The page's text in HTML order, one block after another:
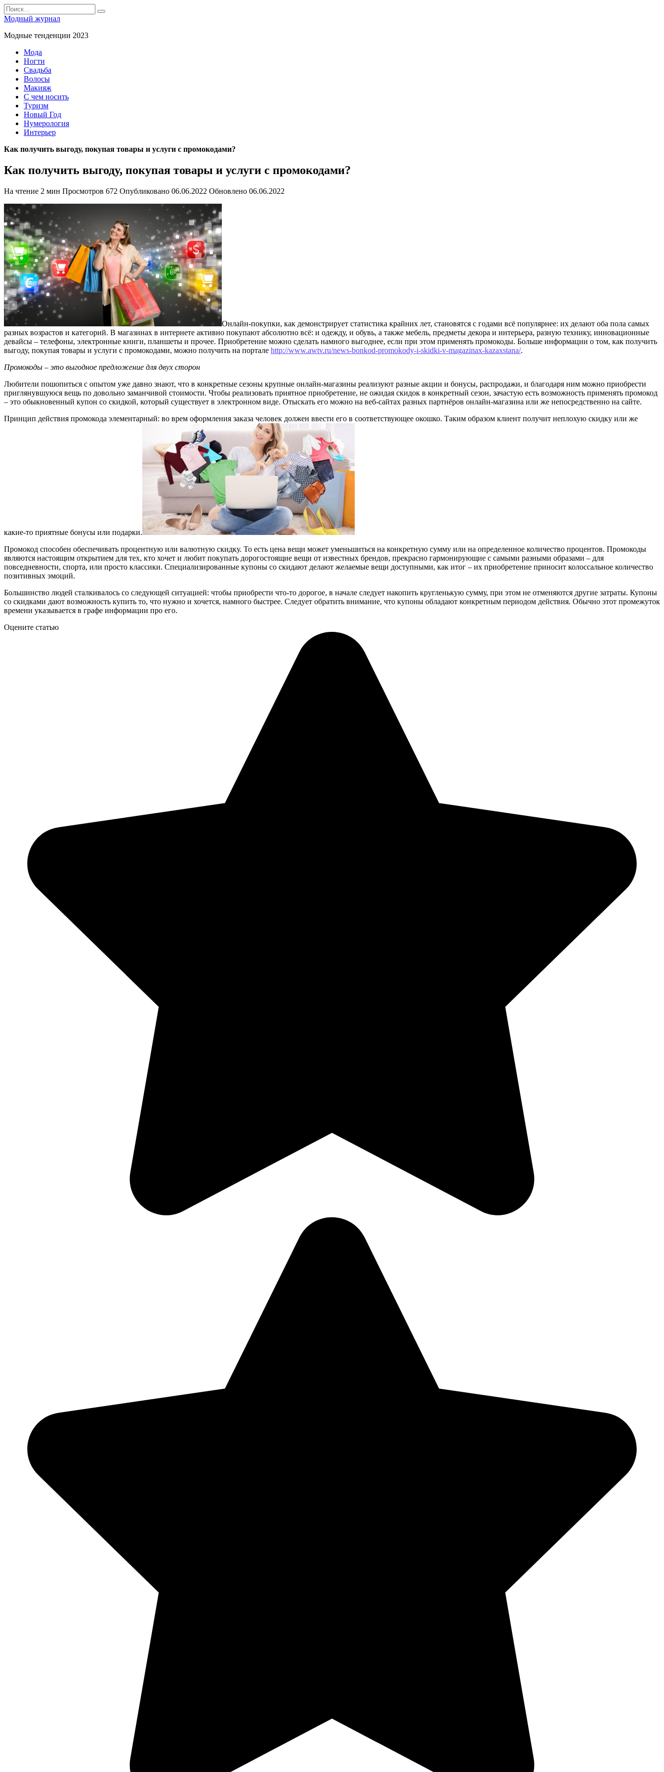
Перейти
к
содержанию
Search
for:
Модный журнал
Модные тенденции 2023
Мода
Ногти
Свадьба
Волосы
Макияж
С чем носить
Туризм
Новый Год
Нумерология
Интерьер
Как получить выгоду, покупая товары и услуги с промокодами?
Как получить выгоду, покупая товары и услуги с промокодами?
На чтение 2 мин Просмотров 672 Опубликовано 06.06.2022 Обновлено 06.06.2022
Онлайн-покупки, как демонстрирует статистика крайних лет, становятся с годами всё популярнее: их делают оба пола самых
разных возрастов и категорий. В магазинах в интернете активно покупают абсолютно всё: и одежду, и обувь, а также мебель, предметы декора и интерьера, разную технику, инновационные
девайсы – телефоны, электронные книги, планшеты и прочее. Приобретение можно сделать намного выгоднее, если при этом применять промокоды. Больше информации о том, как получить
выгоду, покупая товары и услуги с промокодами, можно получить на портале http://www.awtv.ru/news-bonkod-promokody-i-skidki-v-magazinax-kazaxstana/.
Промокоды – это выгодное предложение для двух сторон
Любители пошопиться с опытом уже давно знают, что в конкретные сезоны крупные онлайн-магазины реализуют разные акции и бонусы, распродажи, и благодаря ним можно приобрести
приглянувшуюся вещь по довольно заманчивой стоимости. Чтобы реализовать приятное приобретение, не ожидая скидок в конкретный сезон, зачастую есть возможность применять промокод
– это обыкновенный купон со скидкой, который существует в электронном виде. Отыскать его можно на веб-сайтах разных партнёров онлайн-магазина или же непосредственно на сайте.
Принцип действия промокода элементарный: во врем оформления заказа человек должен ввести его в соответствующее окошко. Таким образом клиент получит неплохую скидку или же
какие-то приятные бонусы или подарки.
Промокод способен обеспечивать процентную или валютную скидку. То есть цена вещи может уменьшиться на конкретную сумму или на определенное количество процентов. Промокоды
являются настоящим открытием для тех, кто хочет и любит покупать дорогостоящие вещи от известных брендов, прекрасно гармонирующие с самыми разными образами – для
повседневности, спорта, или просто классики. Специализированные купоны со скидают делают желаемые вещи доступными, как итог – их приобретение приносит колоссальное количество
позитивных эмоций.
Большинство людей сталкивалось со следующей ситуацией: чтобы приобрести что-то дорогое, в начале следует накопить кругленькую сумму, при этом не отменяются другие затраты. Купоны
со скидками дают возможность купить то, что нужно и хочется, намного быстрее. Следует обратить внимание, что купоны обладают конкретным периодом действия. Обычно этот промежуток
времени указывается в графе информации про его.
Оцените статью